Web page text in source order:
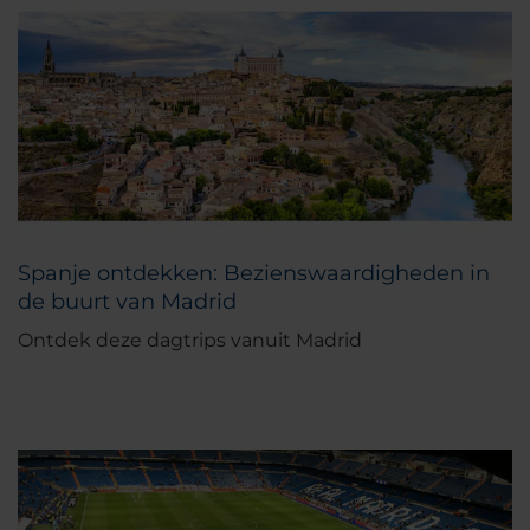
Spanje ontdekken: Bezienswaardigheden in
de buurt van Madrid
Ontdek deze dagtrips vanuit Madrid